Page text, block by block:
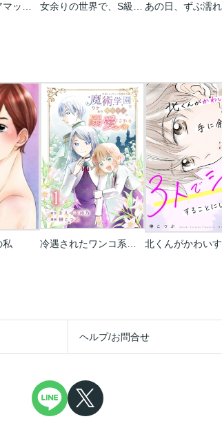
★５バストケアマッサージをはじめます～あなたの悩みを解決する、噂のサロンのトロトロ施術 女余りの世界で、S級魔法少女達に種をまく【フルカラー】
私
ヘルプ/お問合せ